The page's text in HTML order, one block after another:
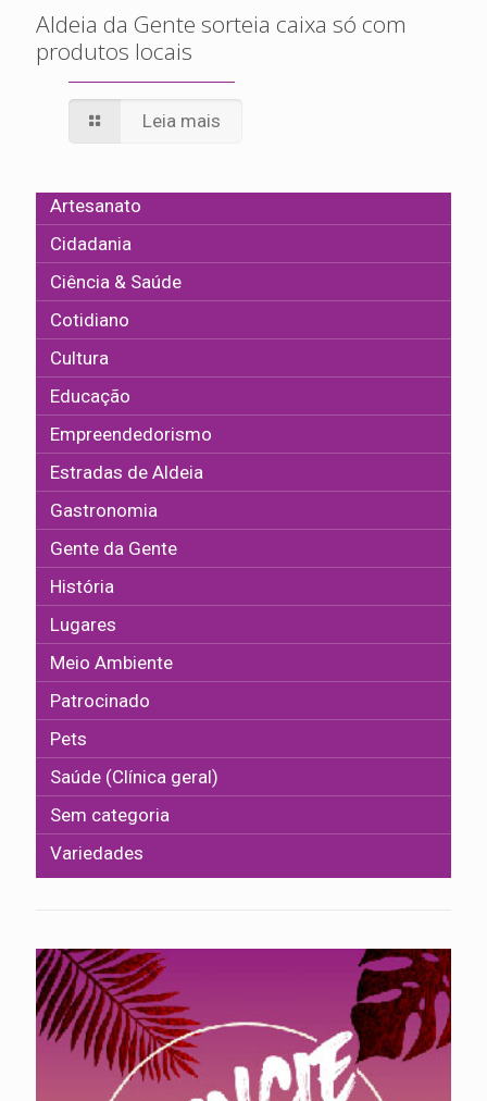
Aldeia da Gente sorteia caixa só com
produtos locais
Leia mais
Artesanato
Cidadania
Ciência & Saúde
Cotidiano
Cultura
Educação
Empreendedorismo
Estradas de Aldeia
Gastronomia
Gente da Gente
História
Lugares
Meio Ambiente
Patrocinado
Pets
Saúde (Clínica geral)
Sem categoria
Variedades